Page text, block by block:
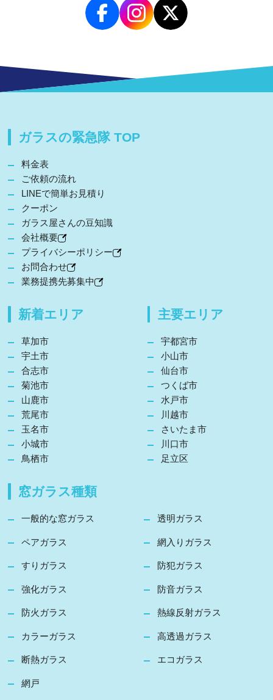
ガラスの緊急隊 TOP
料金表
ご依頼の流れ
LINEで簡単お見積り
クーポン
ガラス屋さんの豆知識
会社概要
プライバシーポリシー
お問合わせ
業務提携先募集中
新着エリア
草加市
宇土市
合志市
菊池市
山鹿市
荒尾市
玉名市
小城市
鳥栖市
主要エリア
宇都宮市
小山市
仙台市
つくば市
水戸市
川越市
さいたま市
川口市
足立区
窓ガラス種類
一般的な窓ガラス 透明ガラス
ペアガラス 網入りガラス
すりガラス 防犯ガラス
強化ガラス 防音ガラス
防火ガラス 熱線反射ガラス
カラーガラス 高透過ガラス
断熱ガラス エコガラス
網戸